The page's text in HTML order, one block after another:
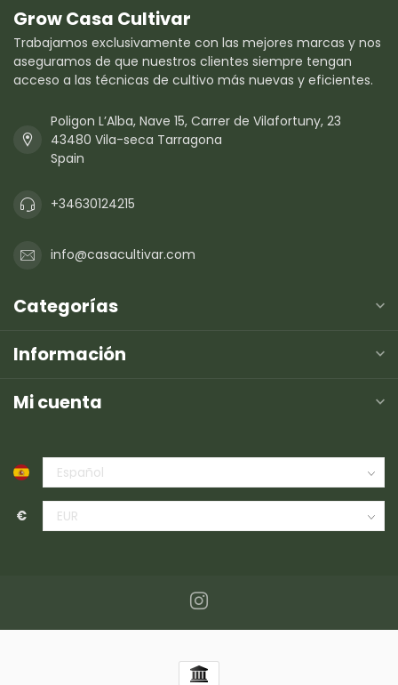
Grow Casa Cultivar
Trabajamos exclusivamente con las mejores marcas y nos
aseguramos de que nuestros clientes siempre tengan
acceso a las técnicas de cultivo más nuevas y eficientes.
Poligon L’Alba, Nave 15, Carrer de Vilafortuny, 23
43480 Vila-seca Tarragona
Spain
+34630124215
info@casacultivar.com
Categorías
Información
Mi cuenta
€